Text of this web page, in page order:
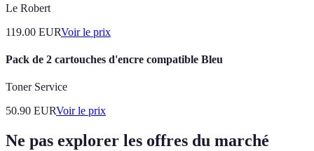
Le Robert
119.00 EURVoir le prix
Pack de 2 cartouches d'encre compatible Bleu
Toner Service
50.90 EURVoir le prix
Ne pas explorer les offres du marché